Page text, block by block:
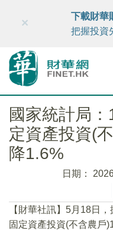
財華智庫網
×
下載財華
把握投資
國家統計局
定資產投資(
降1.6%
日期：
【財華社訊】5月18日
固定資產投資(不含農戶